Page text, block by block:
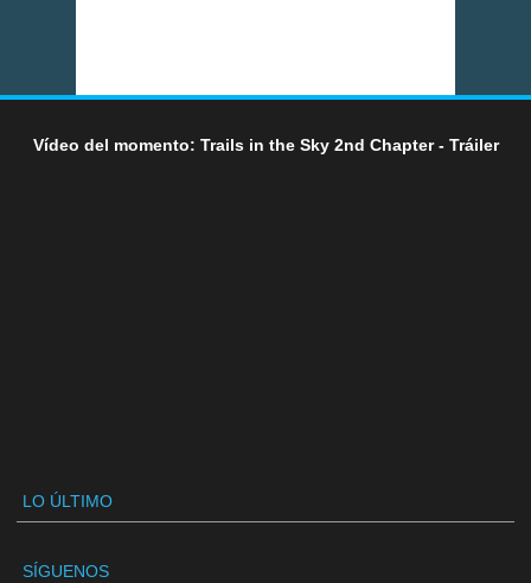
Vídeo del momento: Trails in the Sky 2nd Chapter - Tráiler
LO ÚLTIMO
SÍGUENOS